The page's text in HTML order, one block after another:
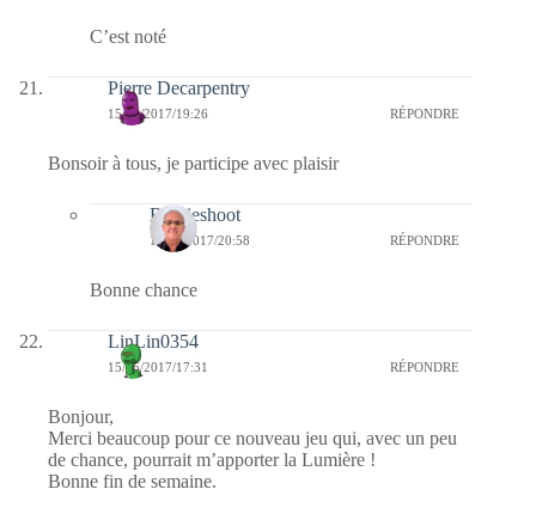
C’est noté
Pierre Decarpentry
15/05/2017/19:26 RÉPONDRE
Bonsoir à tous, je participe avec plaisir
Bernieshoot
17/05/2017/20:58 RÉPONDRE
Bonne chance
LinLin0354
15/05/2017/17:31 RÉPONDRE
Bonjour,
Merci beaucoup pour ce nouveau jeu qui, avec un peu
de chance, pourrait m’apporter la Lumière !
Bonne fin de semaine.